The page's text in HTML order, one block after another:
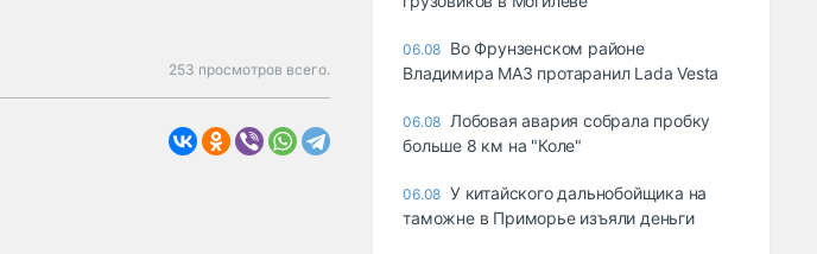
253 просмотров всего.
06.08 Во Фрунзенском районе
Владимира МАЗ протаранил Lada Vesta
06.08 Лобовая авария собрала пробку
больше 8 км на "Коле"
06.08 У китайского дальнобойщика на
таможне в Приморье изъяли деньги